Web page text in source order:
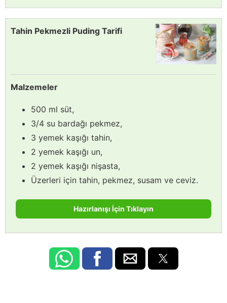
Tahin Pekmezli Puding Tarifi
Malzemeler
500 ml süt,
3/4 su bardağı pekmez,
3 yemek kaşığı tahin,
2 yemek kaşığı un,
2 yemek kaşığı nişasta,
Üzerleri için tahin, pekmez, susam ve ceviz.
Hazırlanışı İçin Tıklayın